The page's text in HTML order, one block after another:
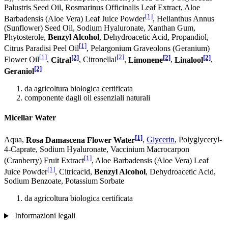
Palustris Seed Oil, Rosmarinus Officinalis Leaf Extract, Aloe
Barbadensis (Aloe Vera) Leaf Juice Powder[1], Helianthus Annus
(Sunflower) Seed Oil, Sodium Hyaluronate, Xanthan Gum,
Phytosterole, Benzyl Alcohol, Dehydroacetic Acid, Propandiol,
Citrus Paradisi Peel Oil[1], Pelargonium Graveolons (Geranium)
Flower Oil[1], Citral[2], Citronellal[2], Limonene[2], Linalool[2],
Geraniol[2]
da agricoltura biologica certificata
componente dagli oli essenziali naturali
Micellar Water
Aqua, Rosa Damascena Flower Water[1], Glycerin, Polyglyceryl-
4-Caprate, Sodium Hyaluronate, Vaccinium Macrocarpon
(Cranberry) Fruit Extract[1], Aloe Barbadensis (Aloe Vera) Leaf
Juice Powder[1], Citricacid, Benzyl Alcohol, Dehydroacetic Acid,
Sodium Benzoate, Potassium Sorbate
da agricoltura biologica certificata
Informazioni legali